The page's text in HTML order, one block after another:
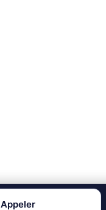
Appeler